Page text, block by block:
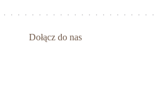
Dołącz do nas